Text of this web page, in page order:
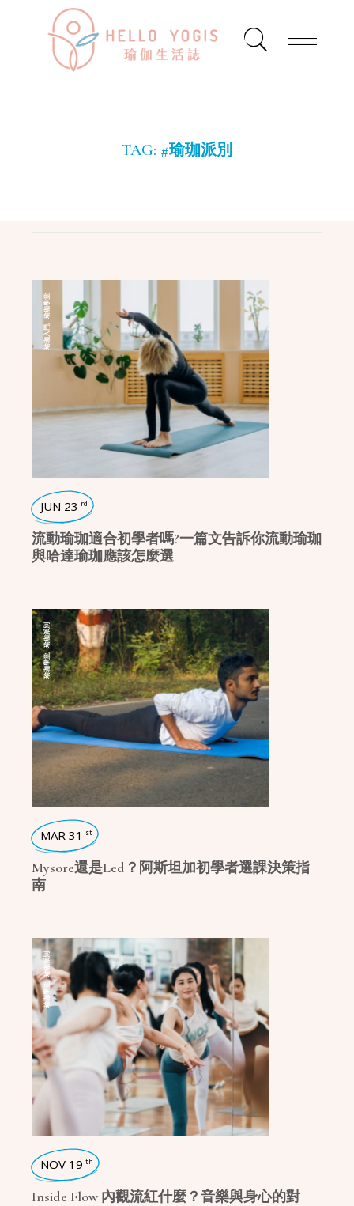
TAG: #瑜珈派別
瑜珈入門
瑜珈學堂
JUN 23 rd
流動瑜珈適合初學者嗎?一篇文告訴你流動瑜珈
與哈達瑜珈應該怎麼選
瑜珈學堂
瑜珈派別
MAR 31 st
Mysore還是Led？阿斯坦加初學者選課決策指
南
瑜珈學堂
瑜珈派別
NOV 19 th
Inside Flow 內觀流紅什麼？音樂與身心的對